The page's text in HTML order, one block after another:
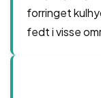
forringet
fedt i visse